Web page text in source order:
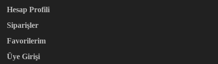
Hesap Profili
Siparişler
Favorilerim
Üye Girişi